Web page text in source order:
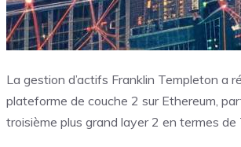
La gestion d’actifs Franklin Templeton a
plateforme de couche 2 sur Ethereum,
troisième plus grand layer 2 en termes